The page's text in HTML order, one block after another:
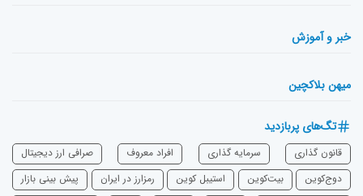
خبر و آموزش
میهن بلاکچین
تگ‌های پربازدید
قانون گذاری سرمایه‌ گذاری افراد معروف
صرافی ارز دیجیتال
دوج‌کوین
بیت‌کوین استیبل کوین رمزارز در ایران
پیش بینی بازار